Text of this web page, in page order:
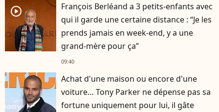
player2
François Berléand a 3 petits-enfants avec
qui il garde une certaine distance : “Je les
prends jamais en week-end, y a une
grand-mère pour ça”
09:40
Achat d'une maison ou encore d'une
voiture… Tony Parker ne dépense pas sa
fortune uniquement pour lui, il gâte